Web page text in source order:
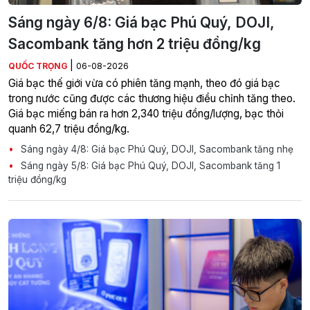
Sáng ngày 6/8: Giá bạc Phú Quý, DOJI,
Sacombank tăng hơn 2 triệu đồng/kg
QUỐC TRỌNG 06-08-2026
Giá bạc thế giới vừa có phiên tăng mạnh, theo đó giá bạc
trong nước cũng được các thương hiệu điều chỉnh tăng theo.
Giá bạc miếng bán ra hơn 2,340 triệu đồng/lượng, bạc thỏi
quanh 62,7 triệu đồng/kg.
Sáng ngày 4/8: Giá bạc Phú Quý, DOJI, Sacombank tăng nhẹ
Sáng ngày 5/8: Giá bạc Phú Quý, DOJI, Sacombank tăng 1
triệu đồng/kg